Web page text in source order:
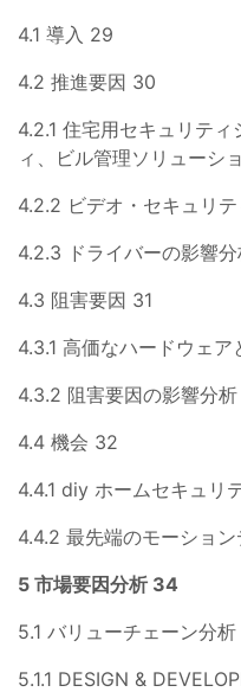
4.1 導入 29
4.2 推進要因 30
4.2.1 住宅用セキュリテ
ィ、ビル管理ソリューシ
4.2.2 ビデオ・セキュリ
4.2.3 ドライバーの影響分
4.3 阻害要因 31
4.3.1 高価なハードウェア
4.3.2 阻害要因の影響分
4.4 機会 32
4.4.1 diy ホームセキュリ
4.4.2 最先端のモーショ
5 市場要因分析 34
5.1 バリューチェーン分
5.1.1 DESIGN &